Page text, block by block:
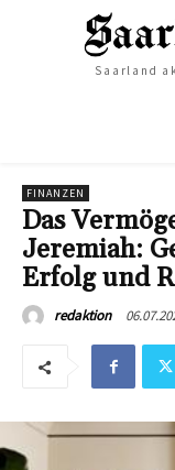
Saarland
FINANZEN
Das
Jeremiah:
Erfolg und
redaktion